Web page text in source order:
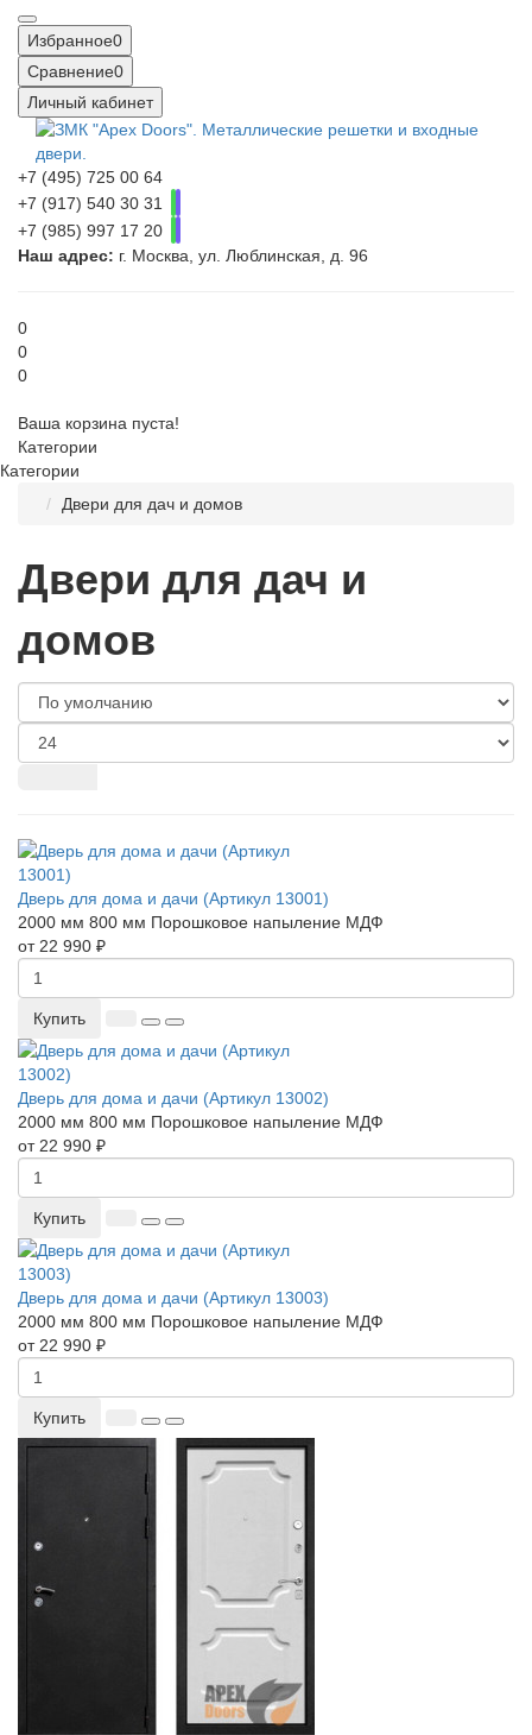
Избранное0
Сравнение0
Личный кабинет
+7 (495) 725 00 64
+7 (917) 540 30 31
+7 (985) 997 17 20
Наш адрес: г. Москва, ул. Люблинская, д. 96
0
0
0
Ваша корзина пуста!
Категории
Категории
Двери для дач и домов
Двери для дач и
домов
Дверь для дома и дачи (Артикул 13001)
2000 мм 800 мм Порошковое напыление МДФ
от 22 990 ₽
Купить
Дверь для дома и дачи (Артикул 13002)
2000 мм 800 мм Порошковое напыление МДФ
от 22 990 ₽
Купить
Дверь для дома и дачи (Артикул 13003)
2000 мм 800 мм Порошковое напыление МДФ
от 22 990 ₽
Купить